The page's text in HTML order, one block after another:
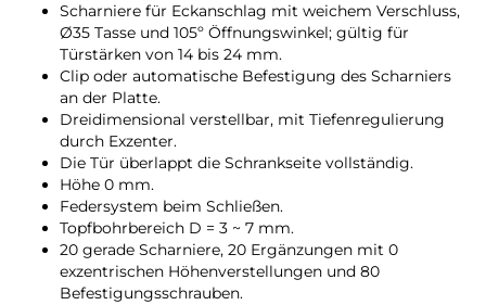
Scharniere für Eckanschlag mit weichem Verschluss,
Ø35 Tasse und 105º Öffnungswinkel; gültig für
Türstärken von 14 bis 24 mm.
Clip oder automatische Befestigung des Scharniers
an der Platte.
Dreidimensional verstellbar, mit Tiefenregulierung
durch Exzenter.
Die Tür überlappt die Schrankseite vollständig.
Höhe 0 mm.
Federsystem beim Schließen.
Topfbohrbereich D = 3 ~ 7 mm.
20 gerade Scharniere, 20 Ergänzungen mit 0
exzentrischen Höhenverstellungen und 80
Befestigungsschrauben.